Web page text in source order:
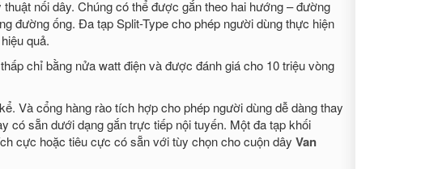
nối dây. Chúng có thể được gắn theo hai hướng – đường
đường ống. Đa tạp Split-Type cho phép người dùng thực hiện
quả.
chỉ bằng nửa watt điện và được đánh giá cho 10 triệu vòng
Và cổng hàng rào tích hợp cho phép người dùng dễ dàng thay
có sẵn dưới dạng gắn trực tiếp nội tuyến. Một đa tạp khối
cực hoặc tiêu cực có sẵn với tùy chọn cho cuộn dây Van